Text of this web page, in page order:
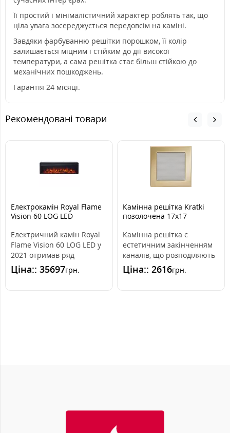
Її простий і мінімалістичний характер роблять так, що
ціла увага зосереджується передовсім на каміні.
Завдяки фарбуванню решітки порошком, її колір
залишається міцним і стійким до дії високої
температури, а сама решітка стає більш стійкою до
механічних пошкоджень.
Гарантія 24 місяці.
Рекомендовані товари
Електрокамін Royal Flame
Vision 60 LOG LED
Електричний камін Royal
Flame Vision 60 LOG LED у
2021 отримав ряд
додаткових функцій до вже
існуючи..
Ціна:: 35697грн.
Камінна решітка Kratki
позолочена 17x17
Камінна решітка є
естетичним закінченням
каналів, що розподіляють
гаряче повітря з каміна.
Вона вмо..
Ціна:: 2616грн.